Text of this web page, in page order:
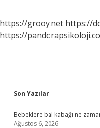
https://grooy.net https://
https://
Sidebar
Son Yazılar
Bebeklere bal kabağı ne
Ağustos 6, 2026